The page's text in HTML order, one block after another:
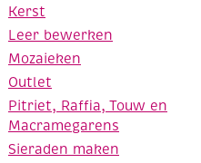
Kerst
Leer bewerken
Mozaieken
Outlet
Pitriet, Raffia, Touw en
Macramegarens
Sieraden maken